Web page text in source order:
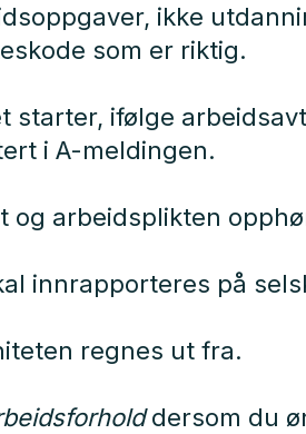
ikke
som er riktig.
starter, ifølge
i A-meldingen.
og arbeidsplikten
innrapporteres på
regnes ut fra.
dersom du